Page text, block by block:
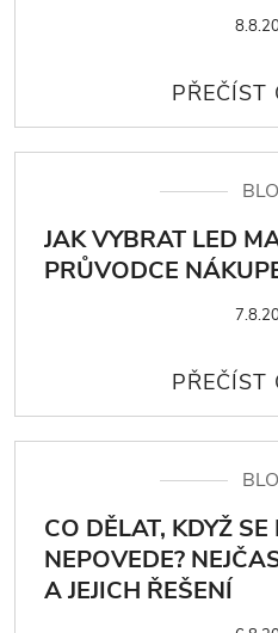
JAK VYBRAT LED
PRŮVODCE
CO DĚLAT, KDYŽ
NEPOVEDE?
A JEJICH ŘEŠENÍ